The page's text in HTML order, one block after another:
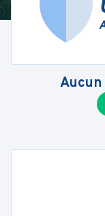
Aucun